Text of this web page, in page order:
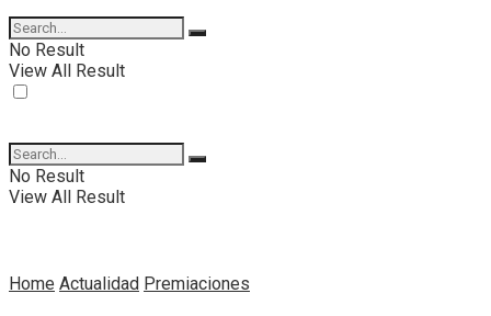
No Result
View All Result
No Result
View All Result
Home Actualidad Premiaciones